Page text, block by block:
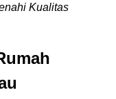
Kualitas